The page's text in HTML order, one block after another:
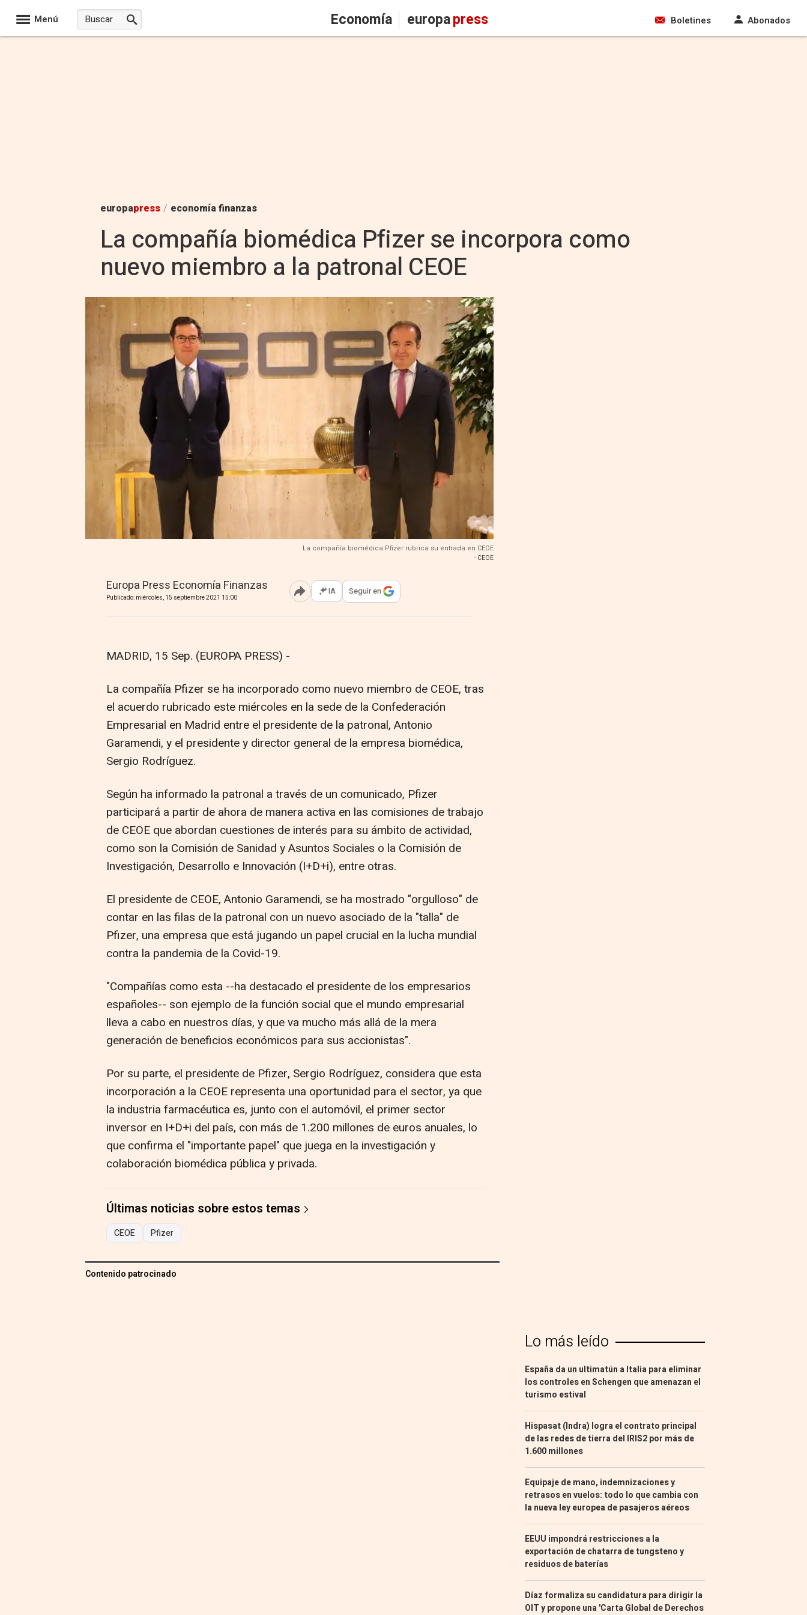
Menú Economía europapress Boletines Abonados
europapress / economía finanzas
La compañía biomédica Pfizer se incorpora como
nuevo miembro a la patronal CEOE
La compañía biomédica Pfizer rubrica su entrada en CEOE
- CEOE
Europa Press Economía Finanzas
Publicado: miércoles, 15 septiembre 2021 15:00 Abrir opciones para compartir
IA Seguir en
MADRID, 15 Sep. (EUROPA PRESS) -
La compañía Pfizer se ha incorporado como nuevo miembro de CEOE, tras
el acuerdo rubricado este miércoles en la sede de la Confederación
Empresarial en Madrid entre el presidente de la patronal, Antonio
Garamendi, y el presidente y director general de la empresa biomédica,
Sergio Rodríguez.
Según ha informado la patronal a través de un comunicado, Pfizer
participará a partir de ahora de manera activa en las comisiones de trabajo
de CEOE que abordan cuestiones de interés para su ámbito de actividad,
como son la Comisión de Sanidad y Asuntos Sociales o la Comisión de
Investigación, Desarrollo e Innovación (I+D+i), entre otras.
El presidente de CEOE, Antonio Garamendi, se ha mostrado "orgulloso" de
contar en las filas de la patronal con un nuevo asociado de la "talla" de
Pfizer, una empresa que está jugando un papel crucial en la lucha mundial
contra la pandemia de la Covid-19.
"Compañías como esta --ha destacado el presidente de los empresarios
españoles-- son ejemplo de la función social que el mundo empresarial
lleva a cabo en nuestros días, y que va mucho más allá de la mera
generación de beneficios económicos para sus accionistas".
Por su parte, el presidente de Pfizer, Sergio Rodríguez, considera que esta
incorporación a la CEOE representa una oportunidad para el sector, ya que
la industria farmacéutica es, junto con el automóvil, el primer sector
inversor en I+D+i del país, con más de 1.200 millones de euros anuales, lo
que confirma el "importante papel" que juega en la investigación y
colaboración biomédica pública y privada.
Últimas noticias sobre estos temas
CEOE Pfizer
Contenido patrocinado
Lo más leído
España da un ultimatún a Italia para eliminar
los controles en Schengen que amenazan el
turismo estival
Hispasat (Indra) logra el contrato principal
de las redes de tierra del IRIS2 por más de
1.600 millones
Equipaje de mano, indemnizaciones y
retrasos en vuelos: todo lo que cambia con
la nueva ley europea de pasajeros aéreos
EEUU impondrá restricciones a la
exportación de chatarra de tungsteno y
residuos de baterías
Díaz formaliza su candidatura para dirigir la
OIT y propone una 'Carta Global de Derechos